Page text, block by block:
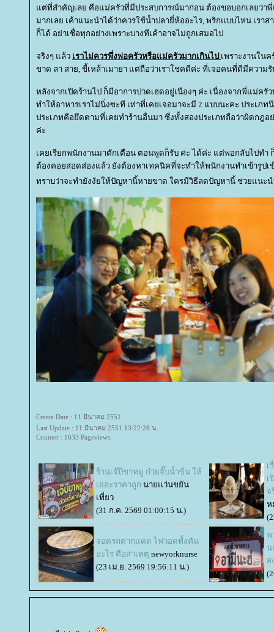
ต่ที่สำคัญเลย คือแม่ครัวที่มีประสบการณ์มาก่อน ต้องขอบอกเลยว่าพี่
มากเลย เค้าแนะนำได้ว่าควรใช้น้ำปลายี่ห้ออะไร, พริกแบบไหน เราส
ก็ได้ อย่าเชื่อทุกอย่างเพราะบางทีเค้าอาจไม่ถูกเสมอไป
จริงๆ แล้ว เราไม่ควรพึ่งพ่อครัวหรือแม่ครัวมากเกินไป เพราะงานใน
ขาด ลา สาย, ขี้เหล้าเมายา แต่ถือว่าเราโชคดีค่ะ ที่เจอคนที่ดีมีความ
หลังจากเปิดร้านไป ก็มีอาการปวดเฮดอยู่เนืองๆ ค่ะ เนื่องจากพี่แม่ครั
ทำให้อาหารเราไม่นิ่งซะที เท่าที่เคยเจอมาจะมี 2 แบบนะคะ ประเภ
ประเภทคือยึดตามที่เคยทำร้านอื่นมา ซึ่งทั้งสองประเภทถือว่าผิดกฎอ
ค่ะ
เคยเรียกพนักงานมาตักเตือน ตอนพูดก็รับ ค่ะ ได้ค่ะ แต่พอกลับไปทำ
ต้องคอยสอดส่องแล้ว ยังต้องหาเทคนิคที่จะทำให้พนักงานทำเข้ารูปเ
ทราบว่าจะทำยังงัยให้ปัญหานี้หายขาด ใครมีวิธีลดปัญหานี้ ช่วยแนะ
Create Date : 11 มีนาคม 2551
Last Update : 11 มีนาคม 2551 13:22:28 น.
Counter : 1633 Pageviews.
ร้านเจ๊บีขาหมู ก๋วยจั๊บน้ำข้น ให้
เยอะราคาถูก นายแว่นขยัน
เที่ยว
(31 ก.ค. 2569 01:00:15 น.)
เ
เ
จ
ห
จอดรถตากแดด ไฟวอดทั้งคัน
อะไร คือสาเหตุ newyorknurse
(23 เม.ย. 2569 19:56:11 น.)
พ
น
ส